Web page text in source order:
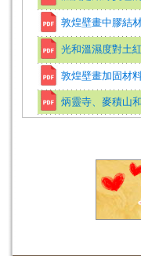
敦煌壁畫中膠結
光和溫濕度對土
敦煌壁畫加固材
炳靈寺、麥積山